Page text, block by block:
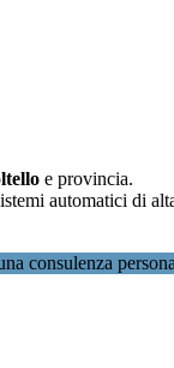
e provincia.
automatici di
consulenza